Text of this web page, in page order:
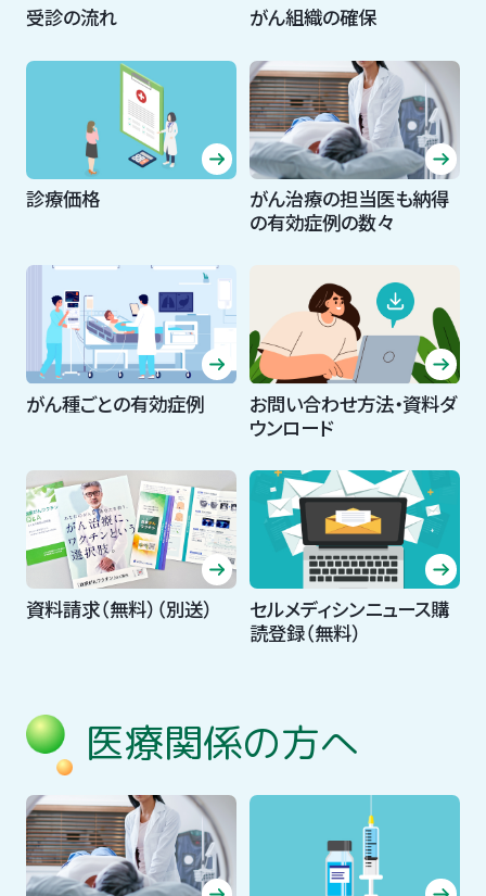
受診の流れ がん組織の確保
診療価格
がん治療の担当医も納得
の有効症例の数々
がん種ごとの有効症例
お問い合わせ方法・資料ダ
ウンロード
資料請求（無料）（別送）
セルメディシンニュース購
読登録（無料）
医療関係の方へ